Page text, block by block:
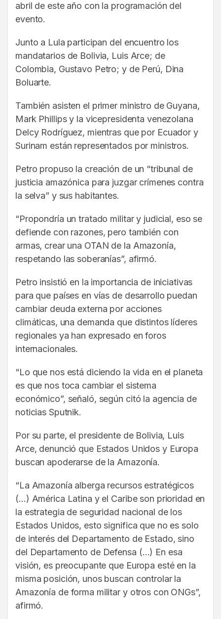
abril de este año con la programación del
evento.
Junto a Lula participan del encuentro los
mandatarios de Bolivia, Luis Arce; de
Colombia, Gustavo Petro; y de Perú, Dina
Boluarte.
También asisten el primer ministro de Guyana,
Mark Phillips y la vicepresidenta venezolana
Delcy Rodríguez, mientras que por Ecuador y
Surinam están representados por ministros.
Petro propuso la creación de un “tribunal de
justicia amazónica para juzgar crímenes contra
la selva” y sus habitantes.
“Propondría un tratado militar y judicial, eso se
defiende con razones, pero también con
armas, crear una OTAN de la Amazonía,
respetando las soberanías”, afirmó.
Petro insistió en la importancia de iniciativas
para que países en vías de desarrollo puedan
cambiar deuda externa por acciones
climáticas, una demanda que distintos líderes
regionales ya han expresado en foros
internacionales.
“Lo que nos está diciendo la vida en el planeta
es que nos toca cambiar el sistema
económico”, señaló, según citó la agencia de
noticias Sputnik.
Por su parte, el presidente de Bolivia, Luis
Arce, denunció que Estados Unidos y Europa
buscan apoderarse de la Amazonía.
“La Amazonía alberga recursos estratégicos
(…) América Latina y el Caribe son prioridad en
la estrategia de seguridad nacional de los
Estados Unidos, esto significa que no es solo
de interés del Departamento de Estado, sino
del Departamento de Defensa (…) En esa
visión, es preocupante que Europa esté en la
misma posición, unos buscan controlar la
Amazonía de forma militar y otros con ONGs”,
afirmó.